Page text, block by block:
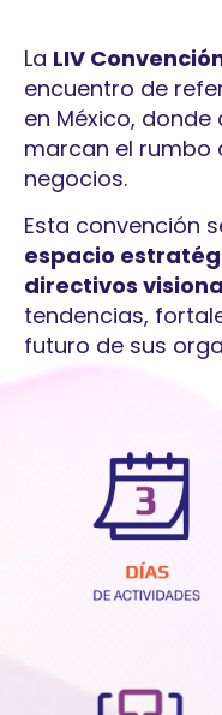
La LIV
encuentro de
en México,
marcan el rumbo
negocios.
Esta convención
espacio
directivos
tendencias,
futuro de sus